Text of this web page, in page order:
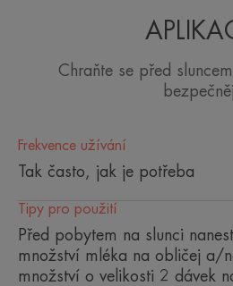
Výhoda
Lehký fluid vhodný pro použití
s minimálním obsahem
odolné vůči vodě a potu.
Benefity
• ANTIOXIDAČNÍ : pomáhá
volnými radikály.
Chraňte se před
Frekvence užívání
Tak často, jak je potřeba
Tipy pro použití
Před pobytem na slunci
množství mléka na obličej a/
množství o velikosti 2 dávek